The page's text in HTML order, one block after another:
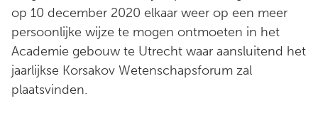
op 10 december 2020 elkaar weer op een meer
persoonlijke wijze te mogen ontmoeten in het
Academie gebouw te Utrecht waar aansluitend het
jaarlijkse Korsakov Wetenschapsforum zal
plaatsvinden.